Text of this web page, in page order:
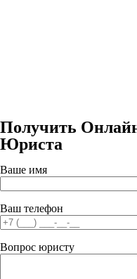
Получить
Юриста
Ваше имя
Ваш телефон
Вопрос юристу